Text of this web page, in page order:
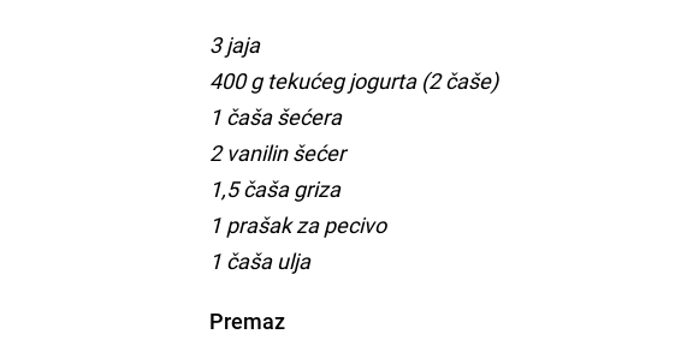
3 jaja
400 g tekućeg jogurta (2 čaše)
1 čaša šećera
2 vanilin šećer
1,5 čaša griza
1 prašak za pecivo
1 čaša ulja
Premaz